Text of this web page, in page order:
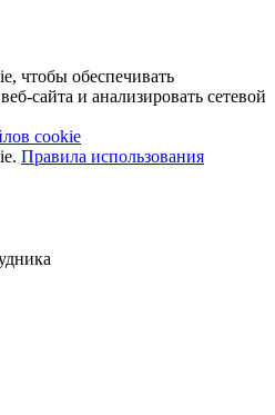
чтобы обеспечивать
сайта и анализировать сетевой
cookie
Правила использования